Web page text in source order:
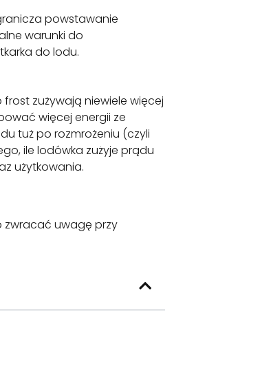
powstawanie
warunki do
do lodu.
zużywają niewiele więcej
więcej energii ze
tuż po rozmrożeniu (czyli
ile lodówka zużyje prądu
użytkowania.
zwracać uwagę przy